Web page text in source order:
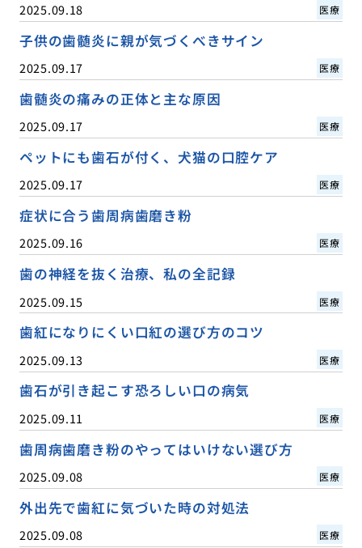
2025.09.18 医療
子供の歯髄炎に親が気づくべきサイン
2025.09.17 医療
歯髄炎の痛みの正体と主な原因
2025.09.17 医療
ペットにも歯石が付く、犬猫の口腔ケア
2025.09.17 医療
症状に合う歯周病歯磨き粉
2025.09.16 医療
歯の神経を抜く治療、私の全記録
2025.09.15 医療
歯紅になりにくい口紅の選び方のコツ
2025.09.13 医療
歯石が引き起こす恐ろしい口の病気
2025.09.11 医療
歯周病歯磨き粉のやってはいけない選び方
2025.09.08 医療
外出先で歯紅に気づいた時の対処法
2025.09.08 医療